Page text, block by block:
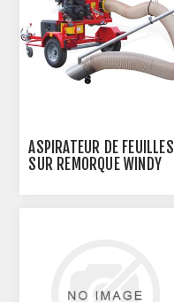
ASPIRATEUR DE FEUILLES
SUR REMORQUE WINDY